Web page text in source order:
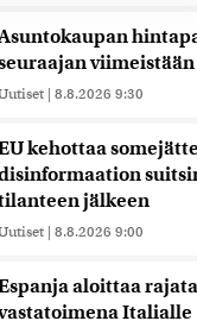
siirtää ulkomaille.
| 8.8.2026 9:30
kehottaa
jälkeen
| 8.8.2026 9:00
aloittaa
Italialle